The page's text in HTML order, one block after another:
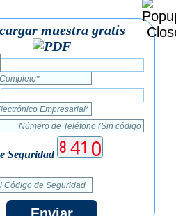
muestra gratis
Seguridad
Enviar